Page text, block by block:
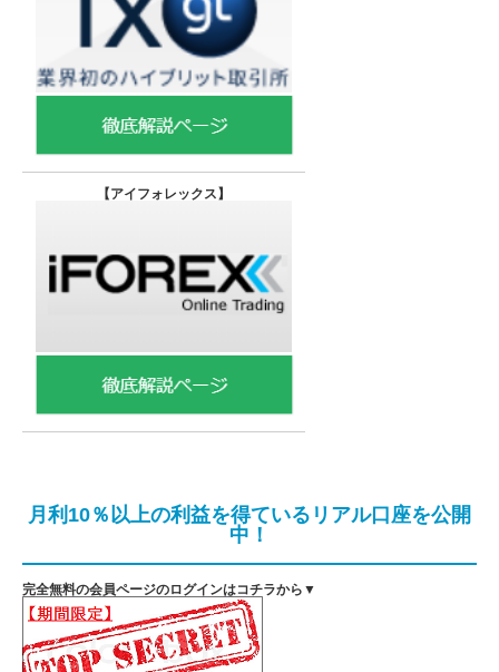
【アイフォレックス】
月利10％以上の利益を得ているリアル口座を公開
中！
完全無料の会員ページのログインはコチラから▼